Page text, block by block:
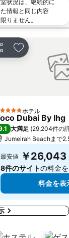
Station
Station
Towers
Metro Station
Metro Station
Station
状況は、継続的に
情報と同じ内容
りません。
ア お気に入りに
テルのランク
ホテル
Dubai By Ihg
大満足 (29,204件の
Jumeirah Beachまで
最安値 ￥26,043
8件のサイトの料金
料金を表